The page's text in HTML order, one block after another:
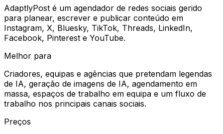
AdaptlyPost é um agendador de redes sociais gerido
para planear, escrever e publicar conteúdo em
Instagram, X, Bluesky, TikTok, Threads, LinkedIn,
Facebook, Pinterest e YouTube.
Melhor para
Criadores, equipas e agências que pretendam legendas
de IA, geração de imagens de IA, agendamento em
massa, espaços de trabalho em equipa e um fluxo de
trabalho nos principais canais sociais.
Preços